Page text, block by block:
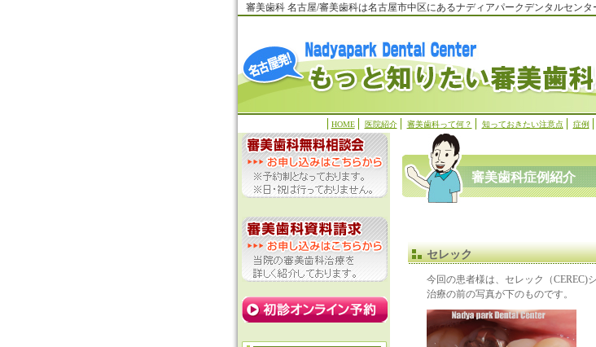
審美歯科 名古屋/審美歯科は名古屋市中区にあるナディアパークデンタルセンタ
HOME 医院紹介 審美歯科って何？ 知っておきたい注意点 症例
審美歯科症例紹介
セレック
今回の患者様は、セレック（CEREC)
治療の前の写真が下のものです。